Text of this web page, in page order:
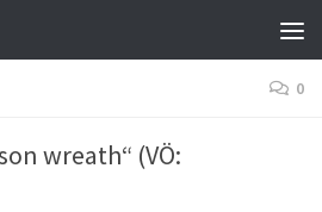
0
wreath“ (VÖ: